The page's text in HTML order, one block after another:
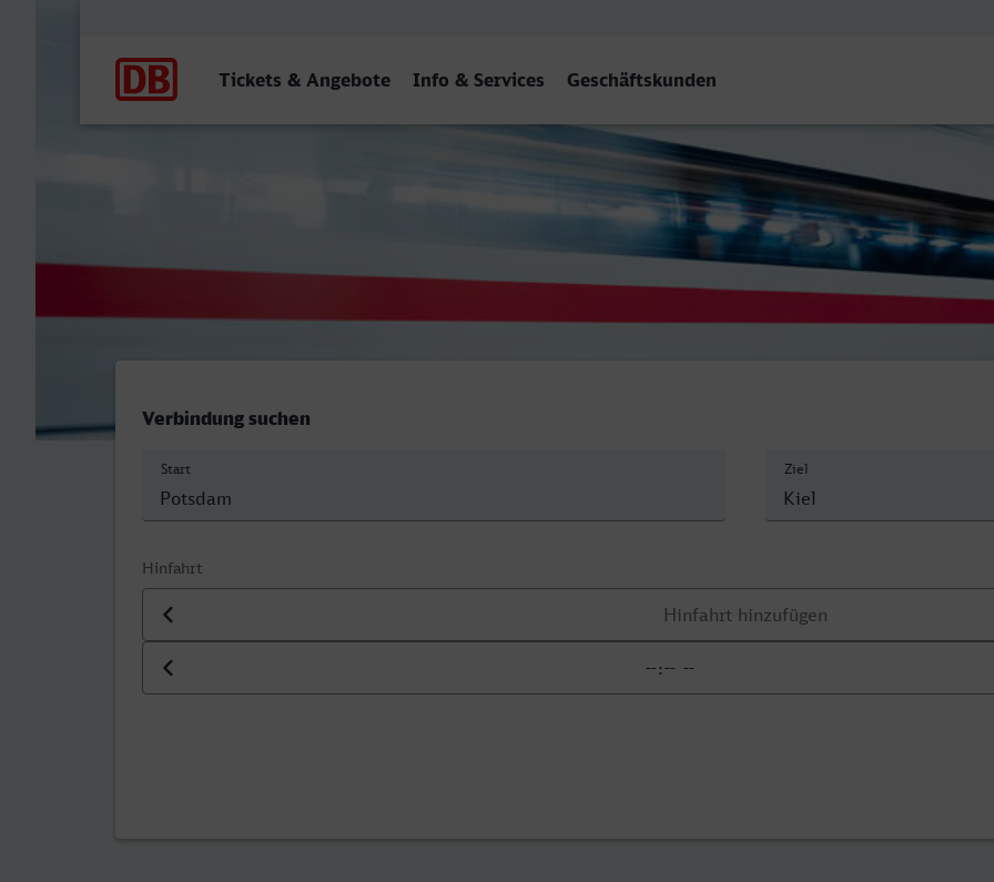
Tickets & Angebote Info & Services Geschäftskunden
Verbindung suchen
Start Ziel
Hinfahrt
Datum der Hinfahrt
Uhrzeit der Hinfahrt